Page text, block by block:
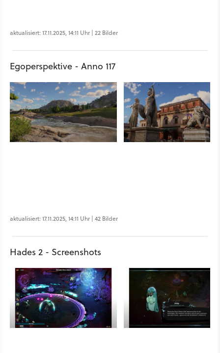
aktualisiert: 17.11.2025, 14:11 Uhr | 22 Bilder
Egoperspektive - Anno 117
aktualisiert: 17.11.2025, 14:11 Uhr | 42 Bilder
Hades 2 - Screenshots